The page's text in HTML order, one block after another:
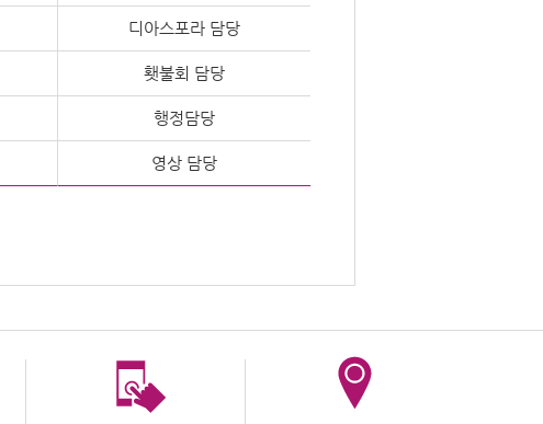
디아스포라 담당
횃불회 담당
행정담당
영상 담당